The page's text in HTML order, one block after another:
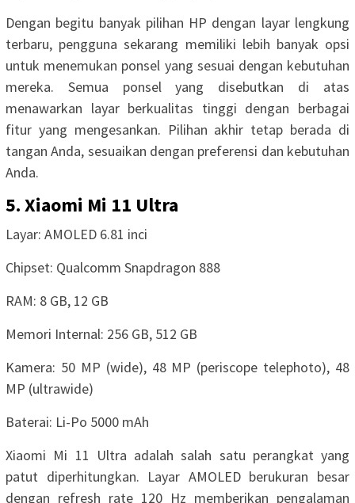
Dengan begitu banyak pilihan HP dengan layar lengkung
terbaru, pengguna sekarang memiliki lebih banyak opsi
untuk menemukan ponsel yang sesuai dengan kebutuhan
mereka. Semua ponsel yang disebutkan di atas
menawarkan layar berkualitas tinggi dengan berbagai
fitur yang mengesankan. Pilihan akhir tetap berada di
tangan Anda, sesuaikan dengan preferensi dan kebutuhan
Anda.
5. Xiaomi Mi 11 Ultra
Layar: AMOLED 6.81 inci
Chipset: Qualcomm Snapdragon 888
RAM: 8 GB, 12 GB
Memori Internal: 256 GB, 512 GB
Kamera: 50 MP (wide), 48 MP (periscope telephoto), 48
MP (ultrawide)
Baterai: Li-Po 5000 mAh
Xiaomi Mi 11 Ultra adalah salah satu perangkat yang
patut diperhitungkan. Layar AMOLED berukuran besar
dengan refresh rate 120 Hz memberikan pengalaman